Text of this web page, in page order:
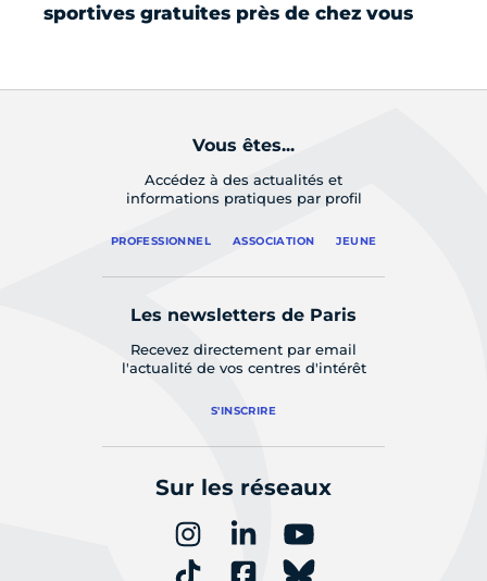
sportives gratuites près de chez vous
Vous êtes...
Accédez à des actualités et
informations pratiques par profil
PROFESSIONNEL ASSOCIATION JEUNE
Les newsletters de Paris
Recevez directement par email
l'actualité de vos centres d'intérêt
S'INSCRIRE
Sur les réseaux